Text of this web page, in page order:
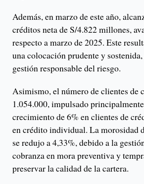
Además, en marzo de este año,
créditos neta de S/4.822 millones,
respecto a marzo de 2025. Este
una colocación prudente y
gestión responsable del riesgo.
Asimismo, el número de clientes de
1.054.000, impulsado
crecimiento de 6% en clientes de
en crédito individual. La morosidad
se redujo a 4,33%, debido a la
cobranza en mora preventiva y
preservar la calidad de la cartera.